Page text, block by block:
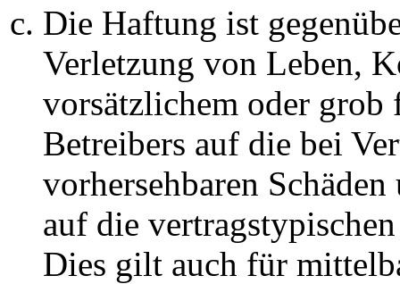
Die Haftung ist
Verletzung von Leben,
vorsätzlichem oder grob
Betreibers auf die bei
vorhersehbaren
auf die
Dies gilt auch für